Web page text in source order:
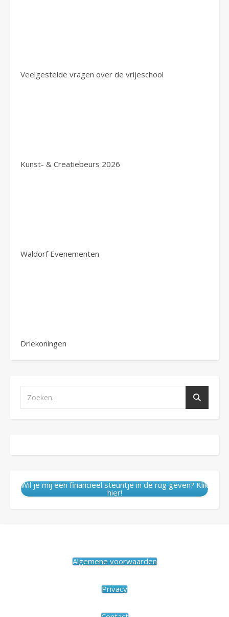
Veelgestelde vragen over de vrijeschool
Kunst- & Creatiebeurs 2026
Waldorf Evenementen
Driekoningen
Wil je mij een financieel steuntje in de rug geven? Klik
hier!
Algemene voorwaarden
Privacy